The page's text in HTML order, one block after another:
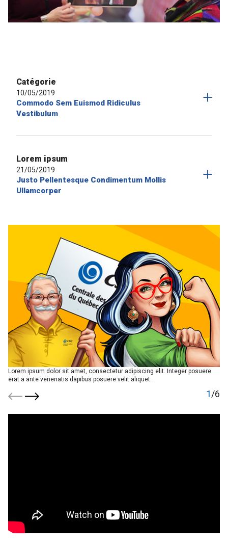
Catégorie
10/05/2019
Commodo Sem Euismod Ridiculus
Vestibulum
Lorem ipsum
21/05/2019
Justo Pellentesque Condimentum Mollis
Ullamcorper
Lorem ipsum dolor sit amet, consectetur adipiscing elit. Integer posuere
erat a ante venenatis dapibus posuere velit aliquet.
1/6